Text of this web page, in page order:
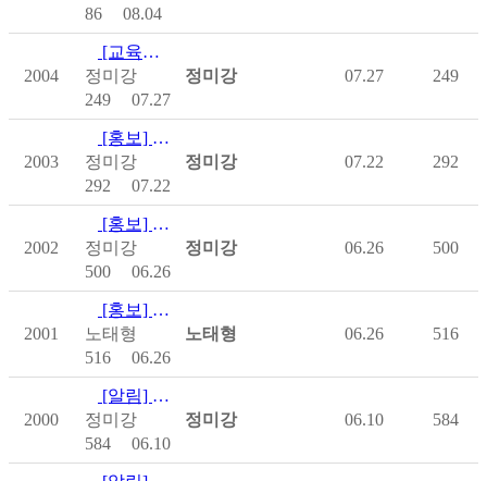
86
08.04
2004
[교육행사] 2026년 제2차 척수플러스 포럼 개최 안내
정미강
249
07.27
정미강 07.27 249
2003
[홍보] 건국대학교병원 비뇨의학과 김아람 교수님과 함께하는 '과…
정미강
292
07.22
정미강 07.22 292
2002
[홍보] 온라인 수료 과정 이러닝 프로그램 전액 지원! 선착순 …
정미강
500
06.26
정미강 06.26 500
2001
[홍보] [캥스터즈 주식회사] 강남구청장배 어울림 체육대회 안내
노태형
516
06.26
노태형 06.26 516
2000
[알림] 어울림한마당 참가요강
정미강
584
06.10
정미강 06.10 584